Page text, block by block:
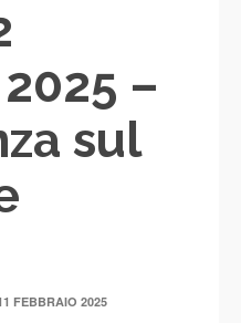
–
sul
FEBBRAIO 2025